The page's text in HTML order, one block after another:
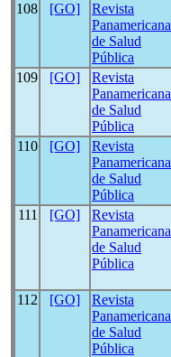
108 [GO]
Revista
Panamericana
de Salud
Pública
109 [GO]
Revista
Panamericana
de Salud
Pública
110 [GO]
Revista
Panamericana
de Salud
Pública
111 [GO]
Revista
Panamericana
de Salud
Pública
112 [GO]
Revista
Panamericana
de Salud
Pública